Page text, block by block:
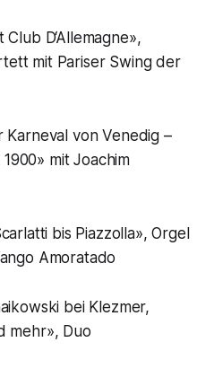
D‘Allemagne»,
mit Pariser Swing der
Karneval von Venedig –
mit Joachim
bis Piazzolla», Orgel
Amoratado
bei Klezmer,
mehr», Duo